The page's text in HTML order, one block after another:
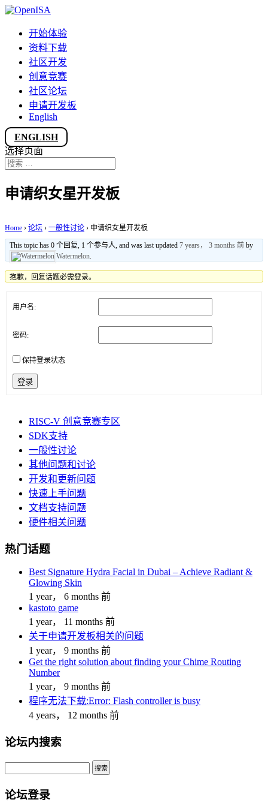
开始体验
资料下载
社区开发
创意竞赛
社区论坛
申请开发板
English
ENGLISH
选择页面
申请织女星开发板
Home › 论坛 › 一般性讨论 › 申请织女星开发板
This topic has 0 个回复, 1 个参与人, and was last updated7 years， 3 months 前 by
Watermelon.
抱歉，回复话题必需登录。
用户名:
密码:
保持登录状态
登录
RISC-V 创意竞赛专区
SDK支持
一般性讨论
其他问题和讨论
开发和更新问题
快速上手问题
文档支持问题
硬件相关问题
热门话题
Best Signature Hydra Facial in Dubai – Achieve Radiant &
Glowing Skin
1 year， 6 months 前
kastoto game
1 year， 11 months 前
关于申请开发板相关的问题
1 year， 9 months 前
Get the right solution about finding your Chime Routing
Number
1 year， 9 months 前
程序无法下载:Error: Flash controller is busy
4 years， 12 months 前
论坛内搜索
论坛登录